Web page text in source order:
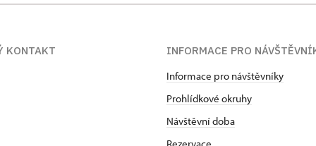
KONTAKT
INFORMACE PRO
Informace pro návštěvníky
Prohlídkové okruhy
Návštěvní doba